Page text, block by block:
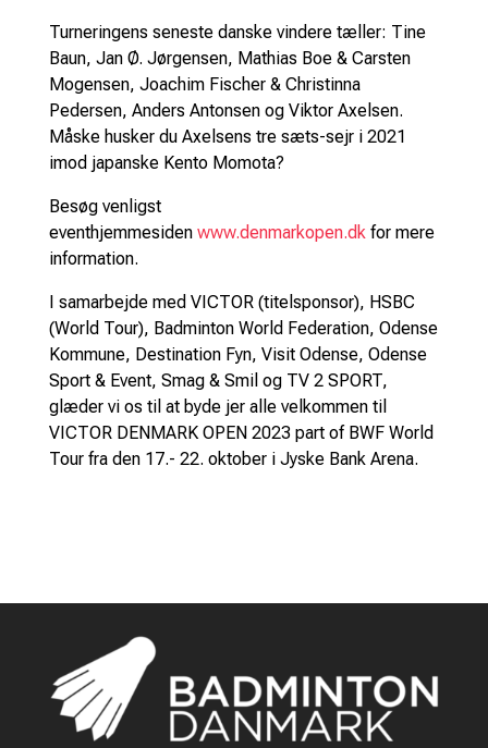
Turneringens seneste danske vindere tæller: Tine
Baun, Jan Ø. Jørgensen, Mathias Boe & Carsten
Mogensen, Joachim Fischer & Christinna
Pedersen, Anders Antonsen og Viktor Axelsen.
Måske husker du Axelsens tre sæts-sejr i 2021
imod japanske Kento Momota?
Besøg venligst
eventhjemmesiden www.denmarkopen.dk for mere
information.
I samarbejde med VICTOR (titelsponsor), HSBC
(World Tour), Badminton World Federation, Odense
Kommune, Destination Fyn, Visit Odense, Odense
Sport & Event, Smag & Smil og TV 2 SPORT,
glæder vi os til at byde jer alle velkommen til
VICTOR DENMARK OPEN 2023 part of BWF World
Tour fra den 17.- 22. oktober i Jyske Bank Arena.